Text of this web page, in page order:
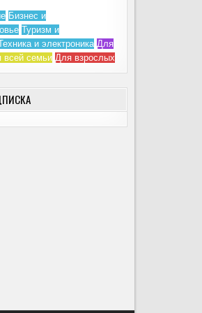
Бизнес и
Туризм и
и электроника Для
всей семьи Для взрослых